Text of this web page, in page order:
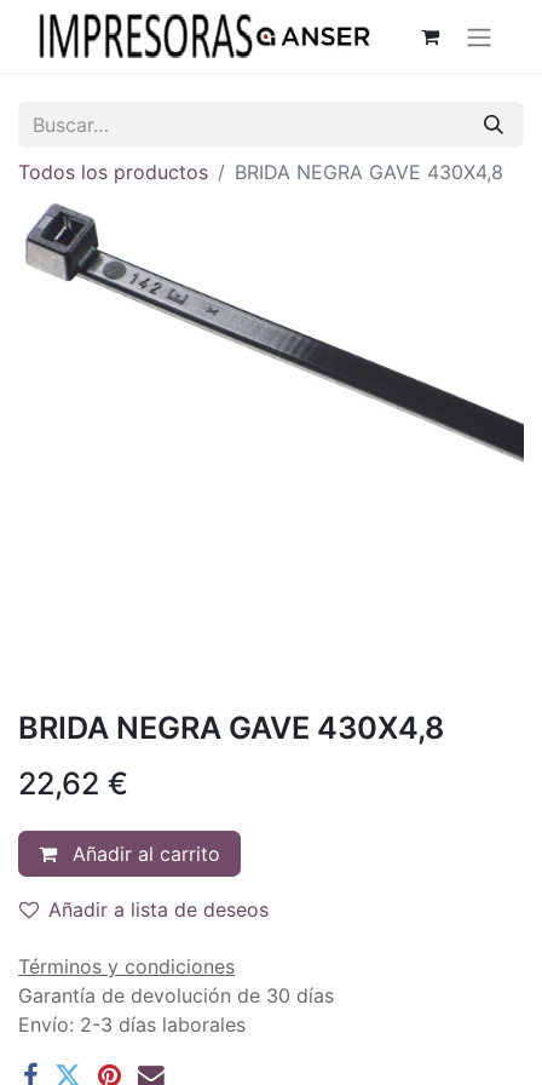
Todos los productos BRIDA NEGRA GAVE 430X4,8
BRIDA NEGRA GAVE 430X4,8
22,62 €
Añadir al carrito
Añadir a lista de deseos
Términos y condiciones
Garantía de devolución de 30 días
Envío: 2-3 días laborales